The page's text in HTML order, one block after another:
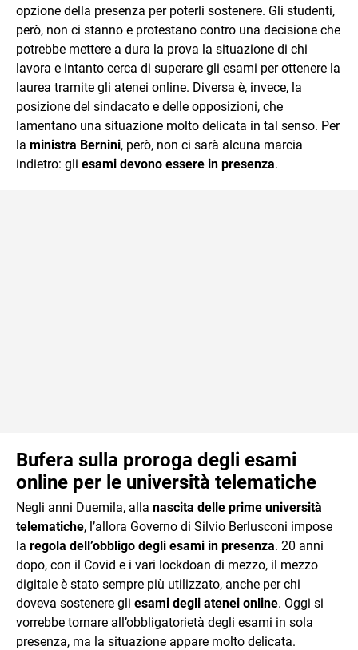
opzione della presenza per poterli sostenere. Gli studenti,
però, non ci stanno e protestano contro una decisione che
potrebbe mettere a dura la prova la situazione di chi
lavora e intanto cerca di superare gli esami per ottenere la
laurea tramite gli atenei online. Diversa è, invece, la
posizione del sindacato e delle opposizioni, che
lamentano una situazione molto delicata in tal senso. Per
la ministra Bernini, però, non ci sarà alcuna marcia
indietro: gli esami devono essere in presenza.
Bufera sulla proroga degli esami
online per le università telematiche
Negli anni Duemila, alla nascita delle prime università
telematiche, l’allora Governo di Silvio Berlusconi impose
la regola dell’obbligo degli esami in presenza. 20 anni
dopo, con il Covid e i vari lockdoan di mezzo, il mezzo
digitale è stato sempre più utilizzato, anche per chi
doveva sostenere gli esami degli atenei online. Oggi si
vorrebbe tornare all’obbligatorietà degli esami in sola
presenza, ma la situazione appare molto delicata.